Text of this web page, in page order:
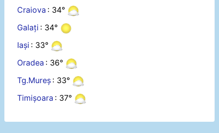
Craiova : 34°
Galați : 34°
Iași : 33°
Oradea : 36°
Tg.Mureș : 33°
Timișoara : 37°